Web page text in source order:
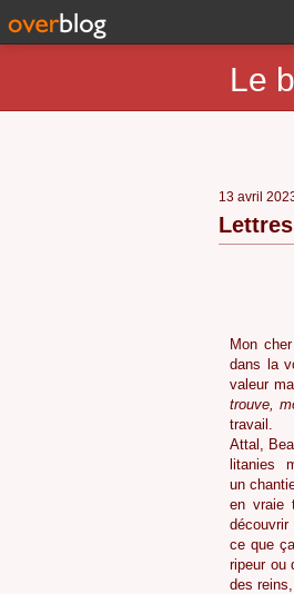
Le
13 avril
Mon
dans la
valeur
trouve,
travail.
Attal,
litanies
un
en vraie
ce que
ripeur ou
des